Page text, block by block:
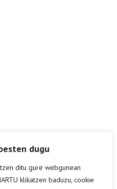
dugu
ditu gure webgunean
klikatzen baduzu, cookie